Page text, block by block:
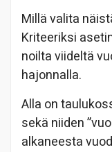
Millä valita
Kriteeriksi
noilta viideltä
hajonnalla.
Alla on
sekä niiden
alkaneesta